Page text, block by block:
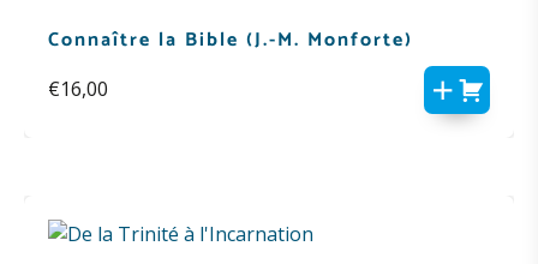
Connaître la Bible (J.-M. Monforte)
€16,00